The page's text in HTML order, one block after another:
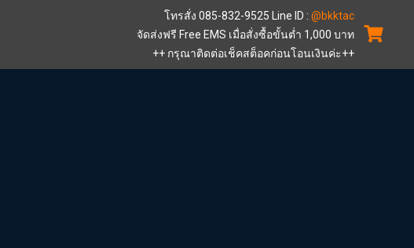
โทรสั่ง 085-832-9525 Line ID : @bkktac
จัดส่งฟรี Free EMS เมื่อสั่งซื้อขั้นต่ำ 1,000 บาท
++ กรุณาติดต่อเช็คสต็อคก่อนโอนเงินค่ะ++